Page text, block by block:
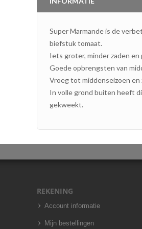
Super Marmande is de
biefstuk tomaat.
Iets groter, minder zaden
Goede opbrengsten van
Vroeg tot middenseizoen en
In volle grond buiten heeft
gekweekt.
REKENING
Account informatie
Mijn bestellingen